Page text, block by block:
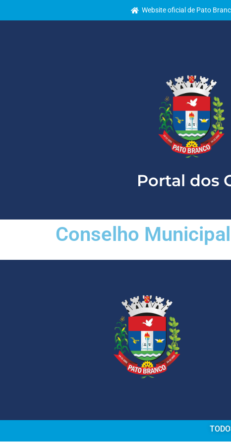
Website oficial de Pato
Portal dos
Conselho